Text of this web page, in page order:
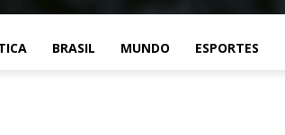
BRASIL MUNDO ESPORTES